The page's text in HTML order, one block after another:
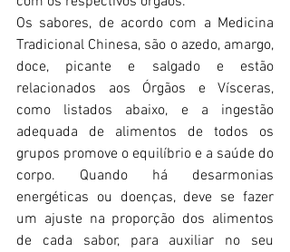
Os sabores, de acordo com a Medicina
Tradicional Chinesa, são o azedo, amargo,
doce, picante e salgado e estão
relacionados aos Órgãos e Vísceras,
como listados abaixo, e a ingestão
adequada de alimentos de todos os
grupos promove o equilíbrio e a saúde do
corpo. Quando há desarmonias
energéticas ou doenças, deve se fazer
um ajuste na proporção dos alimentos
de cada sabor, para auxiliar no seu